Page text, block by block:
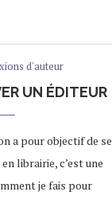
d'auteur
UN ÉDITEUR
a pour objectif de se
librairie, c’est une
je fais pour